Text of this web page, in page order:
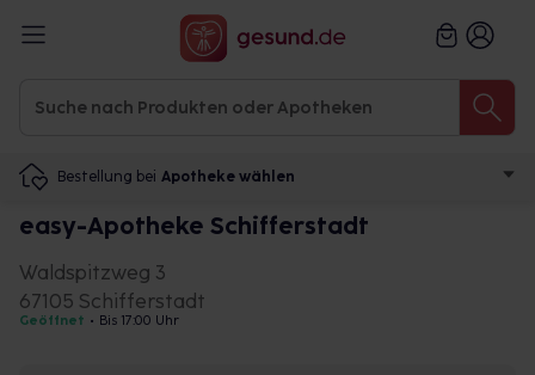
Bestellung bei Apotheke wählen
easy-Apotheke Schifferstadt
Waldspitzweg 3
67105 Schifferstadt
Geöffnet • Bis 17:00 Uhr